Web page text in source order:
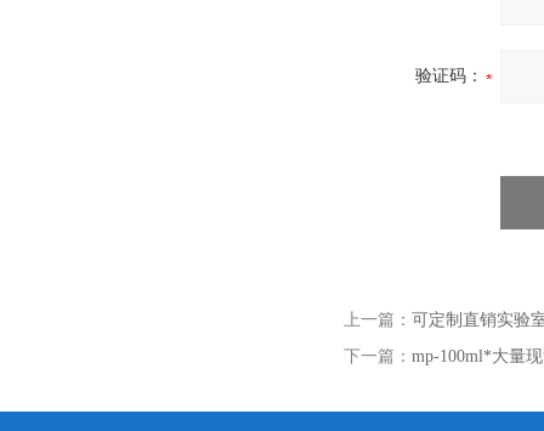
验证码：
上一篇： 可定制直销实验
下一篇： mp-100ml*大量